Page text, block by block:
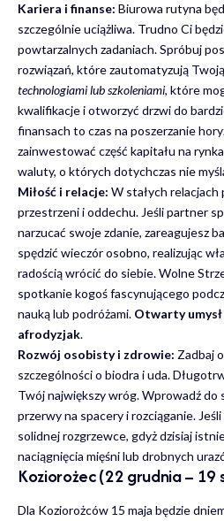
Kariera i finanse: Biurowa rutyna
szczególnie uciążliwa. Trudno Ci
powtarzalnych zadaniach. Spróbuj
rozwiązań, które zautomatyzują
technologiami lub szkoleniami, które
kwalifikacje i otworzyć drzwi do
finansach to czas na poszerzanie
zainwestować część kapitału na
waluty, o których dotychczas nie
Miłość i relacje: W stałych
przestrzeni i oddechu. Jeśli partner
narzucać swoje zdanie, zareagujesz
spędzić wieczór osobno, realizując
radością wrócić do siebie. Wolne
spotkanie kogoś fascynującego
nauką lub podróżami. Otwarty
afrodyzjak.
Rozwój osobisty i zdrowie: Zadbaj
szczególności o biodra i uda.
Twój największy wróg. Wprowadź
przerwy na spacery i rozciąganie.
solidnej rozgrzewce, gdyż dzisiaj
naciągnięcia mięśni lub drobnych
Koziorożec (22 grudnia – 19
Dla Koziorożców 15 maja będzie